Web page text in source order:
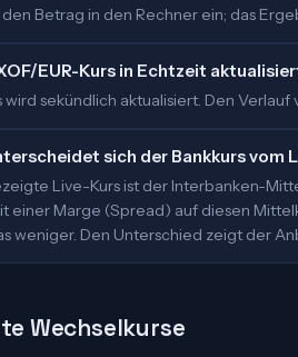
Betrag in den Rechner ein; das
EUR-Kurs in Echtzeit
wird sekündlich aktualisiert. Den
sich der Bankkurs vom
Live-Kurs ist der Interbanken-
einer Marge (Spread) auf diesen
weniger. Den Unterschied zeigt der
Wechselkurse